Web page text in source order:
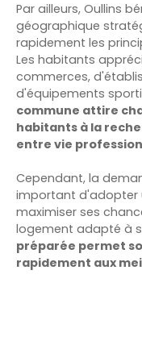
Par ailleurs, Oullins
géographique
rapidement les
Les habitants
commerces,
d'équipements
commune attire
habitants à la
entre vie
Cependant, la
important d'adopter
maximiser ses
logement adapté à
préparée permet
rapidement aux